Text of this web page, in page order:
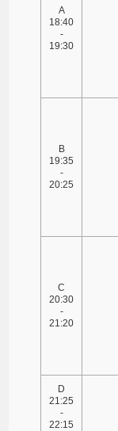
A
18:40
-
19:30
B
19:35
-
20:25
C
20:30
-
21:20
D
21:25
-
22:15